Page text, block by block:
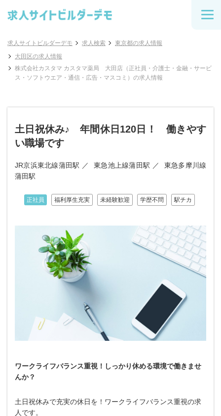
求人サイトビルダーデモ 求人検索
東京都の求人情報
大田区の求人情報
株式会社カスタマ カスタマ薬局 大田店（正社員・介護士・金融・サービ
ス・ソフトウエア・通信・広告・マスコミ）の求人情報
土日祝休み♪ 年間休日120日！ 働きやす
い職場です
JR京浜東北線蒲田駅 東急池上線蒲田駅
東急多摩川線
蒲田駅
正社員 福利厚生充実 未経験歓迎 学歴不問 駅チカ
ワークライフバランス重視！しっかり休める環境で働きませ
んか？
土日祝休みで充実の休日を！ワークライフバランス重視の求
人です。